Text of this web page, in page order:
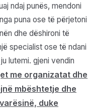
ndaj punës, mendoni
puna ose të përjetoni
dhe dëshironi të
specialist ose të ndani
lutemi. gjeni vendin
me organizatat dhe
mbështetje dhe
duke